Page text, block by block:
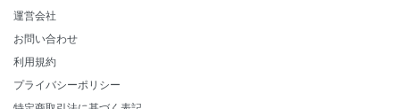
運営会社
お問い合わせ
利用規約
プライバシーポリシー